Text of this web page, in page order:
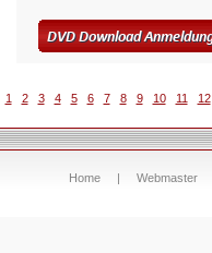
1 2 3 4 5 6 7 8 9 10 11 12
Home| Webmaster